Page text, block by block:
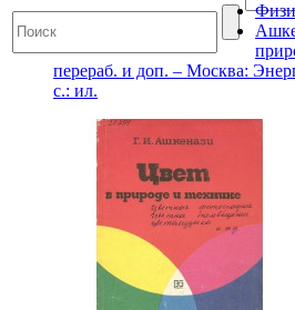
перераб. и доп. – Москва:
с.: ил.